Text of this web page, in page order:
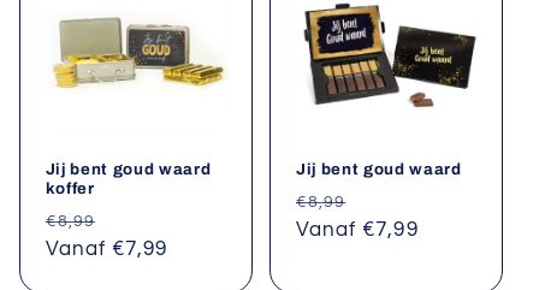
Jij bent goud waard
koffer
Normale
prijs
€8,99
Vanaf €7,99
Jij bent goud waard
Normale
prijs
€8,99
Vanaf €7,99